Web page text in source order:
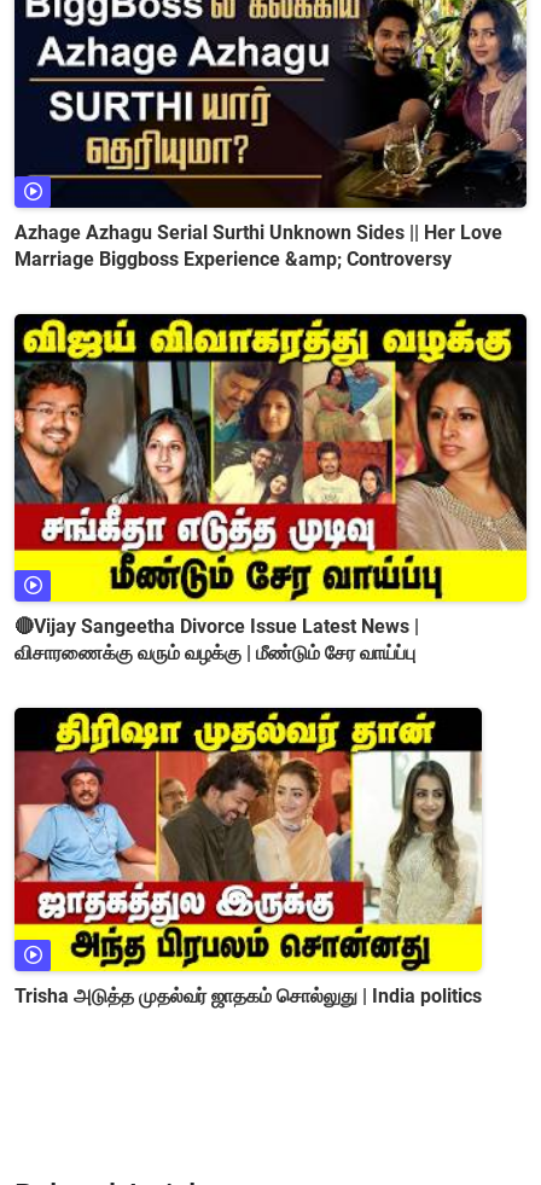
Azhage Azhagu Serial Surthi Unknown Sides || Her Love
Marriage Biggboss Experience &amp; Controversy
🔴Vijay Sangeetha Divorce Issue Latest News |
விசாரணைக்கு வரும் வழக்கு | மீண்டும் சேர வாய்ப்பு
Trisha அடுத்த முதல்வர் ஜாதகம் சொல்லுது | India politics